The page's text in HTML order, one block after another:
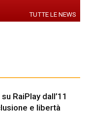
TUTTE LE NEWS
RaiPlay dall’11
e libertà